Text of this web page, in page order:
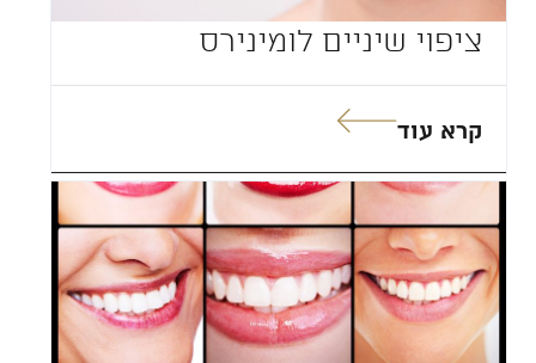
ציפוי שיניים לומינירס
קרא עוד